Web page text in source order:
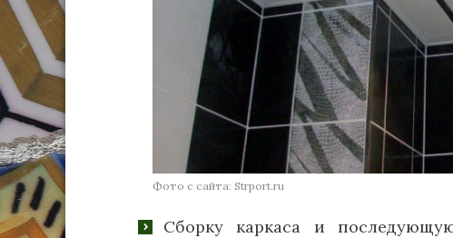
Фото с сайта: Strport.ru
Сборку каркаса и